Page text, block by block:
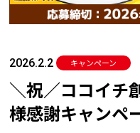
2026.2.2 キャンペーン
＼祝／ココイ
様感謝キャンペ